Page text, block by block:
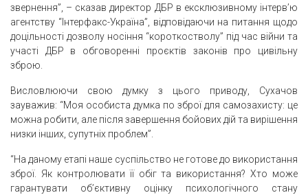
звернення”, – сказав директор ДБР в ексклюзивному інтерв’ю
агентству “Інтерфакс-Україна”, відповідаючи на питання щодо
доцільності дозволу носіння “короткостволу” під час війни та
участі ДБР в обговоренні проєктів законів про цивільну
зброю.
Висловлюючи свою думку з цього приводу, Сухачов
зауважив: “Моя особиста думка по зброї для самозахисту: це
можна робити, але після завершення бойових дій та вирішення
низки інших, супутніх проблем”.
“На даному етапі наше суспільство не готове до використання
зброї. Як контролювати її обіг та використання? Хто може
гарантувати об’єктивну оцінку психологічного стану